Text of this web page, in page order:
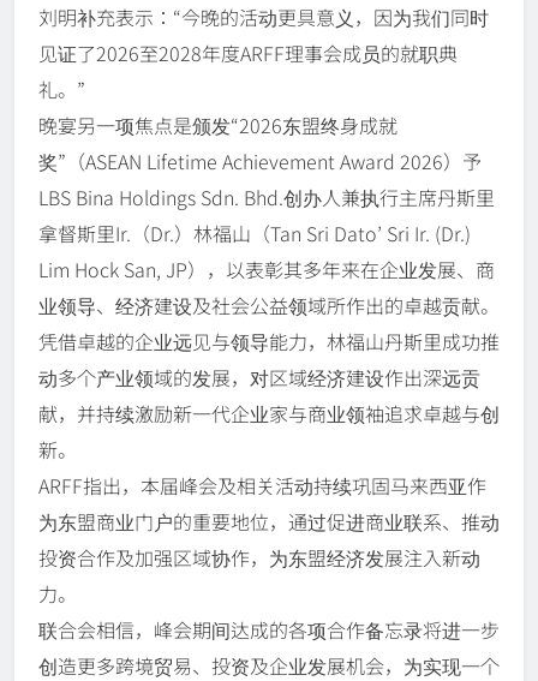
刘明补充表示：“今晚的活动更具意义，因为我们同时
见证了2026至2028年度ARFF理事会成员的就职典
礼。”
晚宴另一项焦点是颁发“2026东盟终身成就
奖”（ASEAN Lifetime Achievement Award 2026）予
LBS Bina Holdings Sdn. Bhd.创办人兼执行主席丹斯里
拿督斯里Ir.（Dr.）林福山（Tan Sri Dato’ Sri Ir. (Dr.)
Lim Hock San, JP），以表彰其多年来在企业发展、商
业领导、经济建设及社会公益领域所作出的卓越贡献。
凭借卓越的企业远见与领导能力，林福山丹斯里成功推
动多个产业领域的发展，对区域经济建设作出深远贡
献，并持续激励新一代企业家与商业领袖追求卓越与创
新。
ARFF指出，本届峰会及相关活动持续巩固马来西亚作
为东盟商业门户的重要地位，通过促进商业联系、推动
投资合作及加强区域协作，为东盟经济发展注入新动
力。
联合会相信，峰会期间达成的各项合作备忘录将进一步
创造更多跨境贸易、投资及企业发展机会，为实现一个